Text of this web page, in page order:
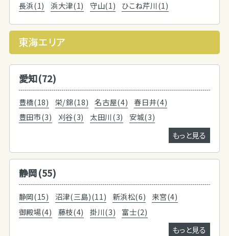
長浜(1) 浜大津(1) 守山(1) ひこね芹川(1)
東海エリア
愛知(72)
豊橋(18) 栄/錦(18) 名古屋(4)
春日井(4)
豊田市(3)
刈谷(3) 太田川(3)
安城(3)
もっと見る
静岡(55)
静岡(15) 沼津(三島)(11) 新浜松(6)
来宮(4)
御殿場(4)
藤枝(4) 掛川(3)
富士(2)
もっと見る